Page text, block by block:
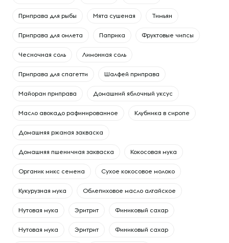
Приправа для рыбы Мята сушеная Тимьян
Приправа для омлета Паприка Фруктовые чипсы
Чесночная соль Лимонная соль
Приправа для спагетти Шалфей приправа
Майоран приправа Домашний яблочный уксус
Масло авокадо рафинированное Клубника в сиропе
Домашняя ржаная закваска
Домашняя пшеничная закваска Кокосовая мука
Органик микс семена Сухое кокосовое молоко
Кукурузная мука Облепиховое масло алтайское
Нутовая мука Эритрит Финиковый сахар
Нутовая мука Эритрит Финиковый сахар